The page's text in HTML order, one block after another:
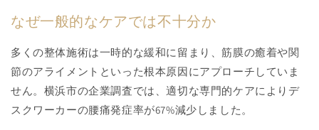
なぜ一般的なケアでは不十分か
多くの整体施術は一時的な緩和に留まり、筋膜の癒着や関
節のアライメントといった根本原因にアプローチしていま
せん。横浜市の企業調査では、適切な専門的ケアによりデ
スクワーカーの腰痛発症率が67%減少しました。